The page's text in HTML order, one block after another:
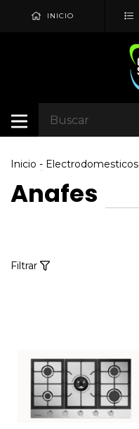
INICIO
Inicio - Electrodomesticos
Anafes
Filtrar